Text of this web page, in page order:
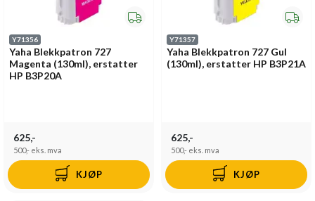
Y71356
Yaha Blekkpatron 727
Magenta (130ml), erstatter
HP B3P20A
625,-
500,- eks. mva
KJØP
Y71357
Yaha Blekkpatron 727 Gul
(130ml), erstatter HP B3P21A
625,-
500,- eks. mva
KJØP